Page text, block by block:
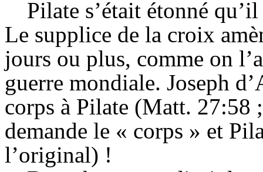
Pilate s’était étonné
Le supplice de la croix
jours ou plus, comme on
guerre mondiale. Joseph
corps à Pilate (Matt. 27:58
demande le « corps » et
l’original) !